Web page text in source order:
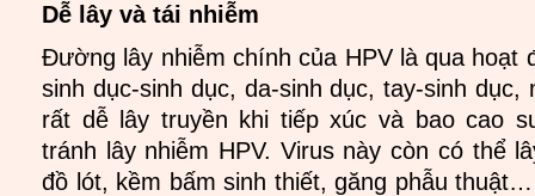
Dễ lây và tái nhiễm
Đường lây nhiễm chính của HPV là qua hoạt
sinh dục-sinh dục, da-sinh dục, tay-sinh
rất dễ lây truyền khi tiếp xúc và bao cao
tránh lây nhiễm HPV. Virus này còn có thể
đồ lót, kềm bấm sinh thiết, găng phẫu